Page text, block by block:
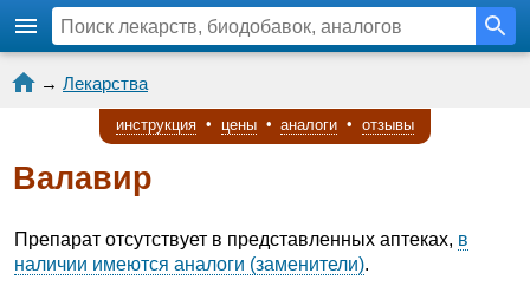
→ Лекарства
инструкция • цены • аналоги • отзывы
Валавир
Препарат отсутствует в представленных аптеках, в
наличии имеются аналоги (заменители).